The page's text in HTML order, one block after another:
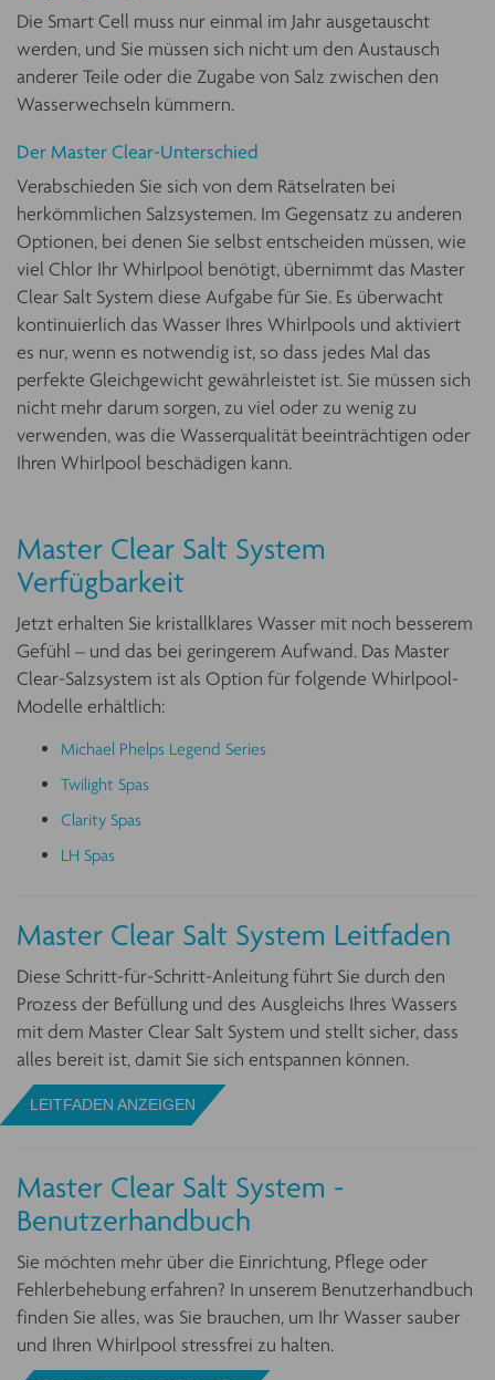
Die Smart Cell muss nur einmal im Jahr ausgetauscht
werden, und Sie müssen sich nicht um den Austausch
anderer Teile oder die Zugabe von Salz zwischen den
Wasserwechseln kümmern.
Der Master Clear-Unterschied
Verabschieden Sie sich von dem Rätselraten bei
herkömmlichen Salzsystemen. Im Gegensatz zu anderen
Optionen, bei denen Sie selbst entscheiden müssen, wie
viel Chlor Ihr Whirlpool benötigt, übernimmt das Master
Clear Salt System diese Aufgabe für Sie. Es überwacht
kontinuierlich das Wasser Ihres Whirlpools und aktiviert
es nur, wenn es notwendig ist, so dass jedes Mal das
perfekte Gleichgewicht gewährleistet ist. Sie müssen sich
nicht mehr darum sorgen, zu viel oder zu wenig zu
verwenden, was die Wasserqualität beeinträchtigen oder
Ihren Whirlpool beschädigen kann.
Master Clear Salt System
Verfügbarkeit
Jetzt erhalten Sie kristallklares Wasser mit noch besserem
Gefühl – und das bei geringerem Aufwand. Das Master
Clear-Salzsystem ist als Option für folgende Whirlpool-
Modelle erhältlich:
Michael Phelps Legend Series
Twilight Spas
Clarity Spas
LH Spas
Master Clear Salt System Leitfaden
Diese Schritt-für-Schritt-Anleitung führt Sie durch den
Prozess der Befüllung und des Ausgleichs Ihres Wassers
mit dem Master Clear Salt System und stellt sicher, dass
alles bereit ist, damit Sie sich entspannen können.
LEITFADEN ANZEIGEN
Master Clear Salt System -
Benutzerhandbuch
Sie möchten mehr über die Einrichtung, Pflege oder
Fehlerbehebung erfahren? In unserem Benutzerhandbuch
finden Sie alles, was Sie brauchen, um Ihr Wasser sauber
und Ihren Whirlpool stressfrei zu halten.